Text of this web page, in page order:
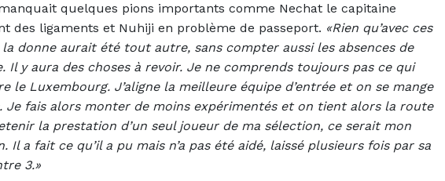
quelques pions importants comme Nechat le capitaine
des ligaments et Nuhiji en problème de passeport. «Rien qu’avec ces
donne aurait été tout autre, sans compter aussi les absences de
Il y aura des choses à revoir. Je ne comprends toujours pas ce qui
le Luxembourg. J’aligne la meilleure équipe d’entrée et on se mange
Je fais alors monter de moins expérimentés et on tient alors la route
la prestation d’un seul joueur de ma sélection, ce serait mon
Il a fait ce qu’il a pu mais n’a pas été aidé, laissé plusieurs fois par sa
3.»